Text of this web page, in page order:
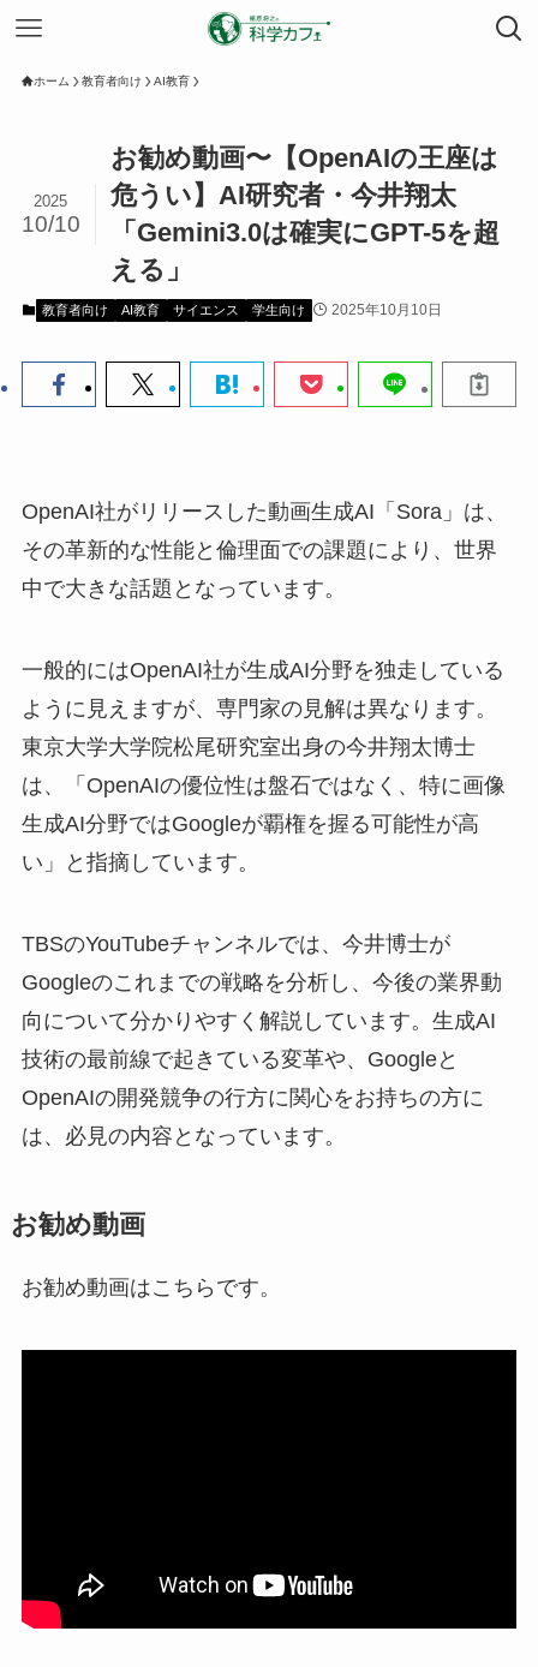
ホーム 教育者向け AI教育
お勧め動画〜【OpenAIの王座は
危うい】AI研究者・今井翔太
「Gemini3.0は確実にGPT-5を超
える」
2025
10/10
教育者向け AI教育 サイエンス 学生向け 2025年10月10日
OpenAI社がリリースした動画生成AI「Sora」は、
その革新的な性能と倫理面での課題により、世界
中で大きな話題となっています。
一般的にはOpenAI社が生成AI分野を独走している
ように見えますが、専門家の見解は異なります。
東京大学大学院松尾研究室出身の今井翔太博士
は、「OpenAIの優位性は盤石ではなく、特に画像
生成AI分野ではGoogleが覇権を握る可能性が高
い」と指摘しています。
TBSのYouTubeチャンネルでは、今井博士が
Googleのこれまでの戦略を分析し、今後の業界動
向について分かりやすく解説しています。生成AI
技術の最前線で起きている変革や、Googleと
OpenAIの開発競争の行方に関心をお持ちの方に
は、必見の内容となっています。
お勧め動画
お勧め動画はこちらです。